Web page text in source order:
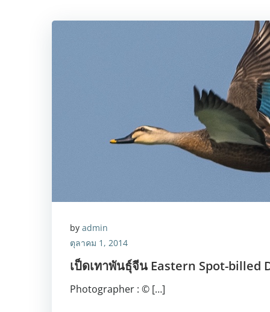
by admin
ตุลาคม 1, 2014
เป็ดเทาพันธุ์จีน Eastern Spot-billed
Photographer : © […]